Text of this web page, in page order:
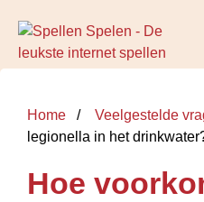
Home Veelgestelde
legionella in het
Hoe